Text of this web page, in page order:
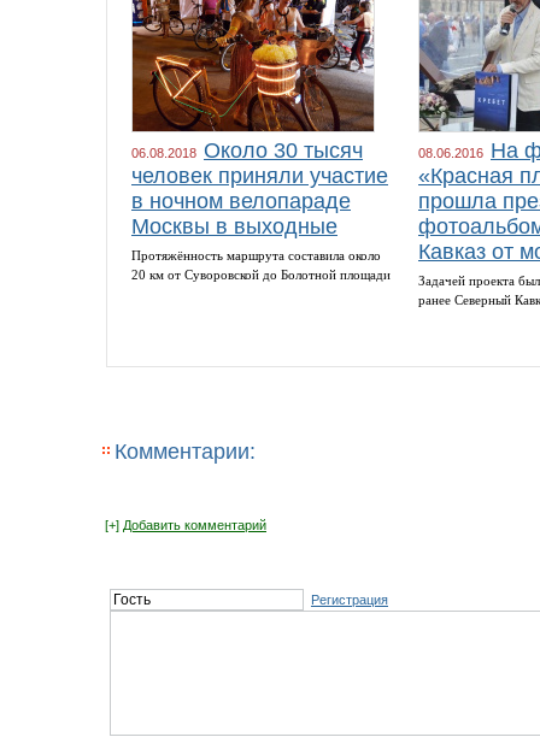
06.08.2018 Около 30 тысяч
человек приняли участие
в ночном велопараде
Москвы в выходные
Протяжённость маршрута составила около
20 км от Суворовской до Болотной площади
08.06.2016 На
«Красная
прошла
Кавказ от
Задачей проекта
ранее Северный
Комментарии:
[+] Добавить комментарий
Регистрация